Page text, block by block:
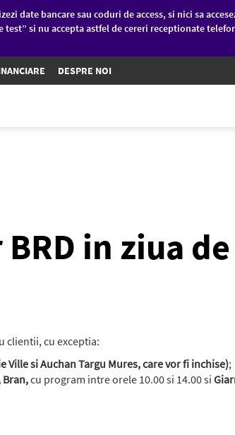
date bancare sau coduri de access, si nici sa
si nu accepta astfel de cereri receptionate
DESPRE NOI
in ziua de
clientii, cu exceptia:
si Auchan Targu Mures, care vor fi inchise);
Bran,cu program intre orele 10.00 si 14.00 si